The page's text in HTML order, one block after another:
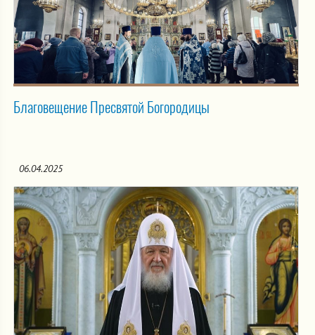
Благовещение Пресвятой Богородицы
06.04.2025